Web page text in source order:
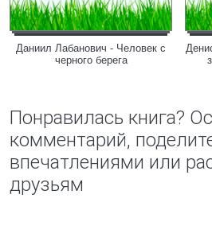
Даниил Лабанович - Человек с
черного берега
Понравилась книга?
комментарий,
впечатлениями или
друзьям